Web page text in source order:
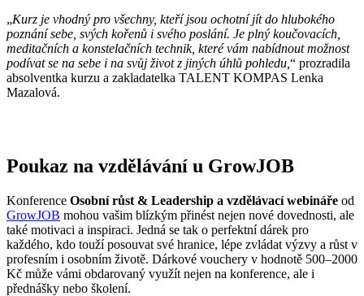
„Kurz je vhodný pro všechny, kteří jsou ochotní jít do hlubokého
poznání sebe, svých kořenů i svého poslání. Je plný koučovacích,
meditačních a konstelačních technik, které vám nabídnout možnost
podívat se na sebe i na svůj život z jiných úhlů pohledu, “ prozradila
absolventka kurzu a zakladatelka TALENT KOMPAS Lenka
Mazalová.
Poukaz na vzdělávání u GrowJOB
Konference Osobní růst & Leadership a vzdělávací webináře od
GrowJOB mohou vašim blízkým přinést nejen nové dovednosti, ale
také motivaci a inspiraci. Jedná se tak o perfektní dárek pro
každého, kdo touží posouvat své hranice, lépe zvládat výzvy a růst v
profesním i osobním životě. Dárkové vouchery v hodnotě 500–2000
Kč může vámi obdarovaný využít nejen na konference, ale i
přednášky nebo školení.